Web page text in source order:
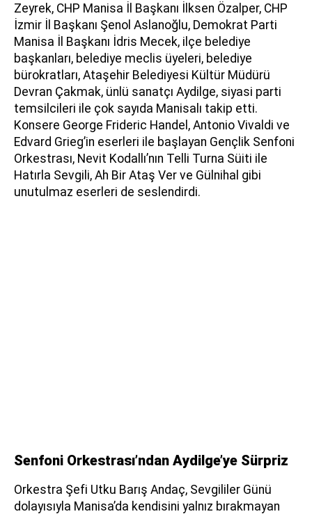
Zeyrek, CHP Manisa İl Başkanı İlksen Özalper, CHP
İzmir İl Başkanı Şenol Aslanoğlu, Demokrat Parti
Manisa İl Başkanı İdris Mecek, ilçe belediye
başkanları, belediye meclis üyeleri, belediye
bürokratları, Ataşehir Belediyesi Kültür Müdürü
Devran Çakmak, ünlü sanatçı Aydilge, siyasi parti
temsilcileri ile çok sayıda Manisalı takip etti.
Konsere George Frideric Handel, Antonio Vivaldi ve
Edvard Grieg’in eserleri ile başlayan Gençlik Senfoni
Orkestrası, Nevit Kodallı’nın Telli Turna Süiti ile
Hatırla Sevgili, Ah Bir Ataş Ver ve Gülnihal gibi
unutulmaz eserleri de seslendirdi.
Senfoni Orkestrası’ndan Aydilge’ye Sürpriz
Orkestra Şefi Utku Barış Andaç, Sevgililer Günü
dolayısıyla Manisa’da kendisini yalnız bırakmayan